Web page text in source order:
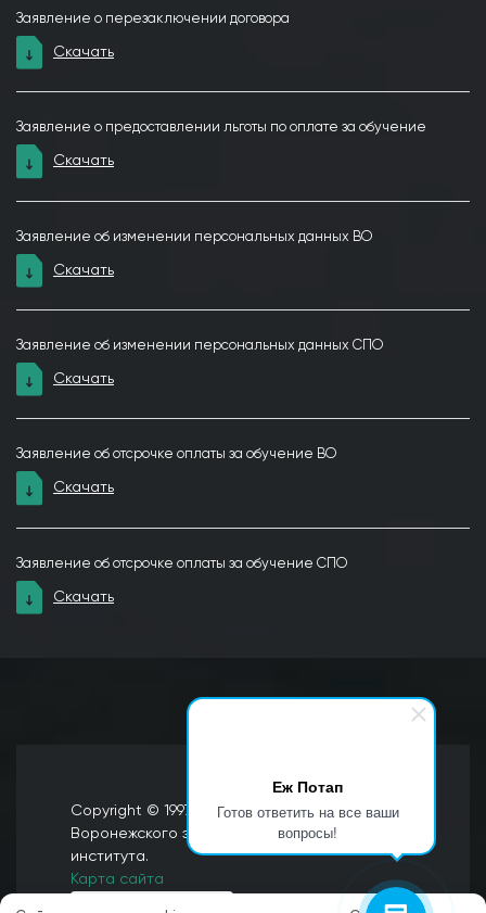
Еж Потап
Готов ответить на все ваши
вопросы!
Заявление о перезаключении договора
Скачать
Заявление о предоставлении льготы по оплате за обучение
Скачать
Заявление об изменении персональных данных ВО
Скачать
Заявление об изменении персональных данных СПО
Скачать
Заявление об отсрочке оплаты за обучение ВО
Скачать
Заявление об отсрочке оплаты за обучение СПО
Скачать
Copyright © 1997 Официальный сайт
Воронежского экономико-правового
института.
Карта сайта